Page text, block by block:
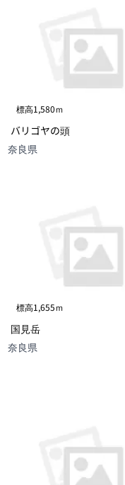
標高1,580ｍ
バリゴヤの頭
奈良県
標高1,655ｍ
国見岳
奈良県